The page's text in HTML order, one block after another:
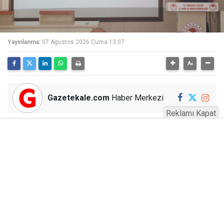
Yayınlanma: 07 Ağustos 2026 Cuma 13:07
Gazetekale.com Haber Merkezi
Reklamı Kapat